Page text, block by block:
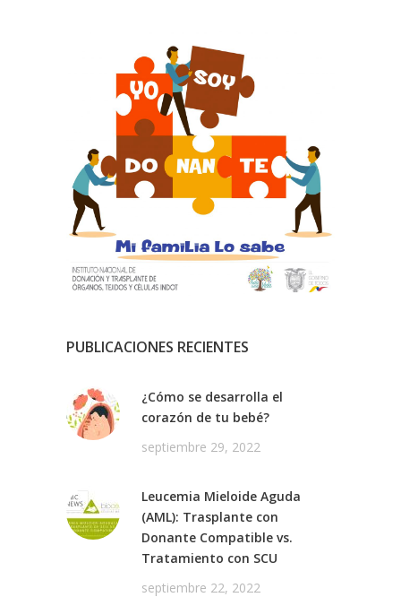
PUBLICACIONES RECIENTES
¿Cómo se desarrolla el
corazón de tu bebé?
septiembre 29, 2022
Leucemia Mieloide Aguda
(AML): Trasplante con
Donante Compatible vs.
Tratamiento con SCU
septiembre 22, 2022